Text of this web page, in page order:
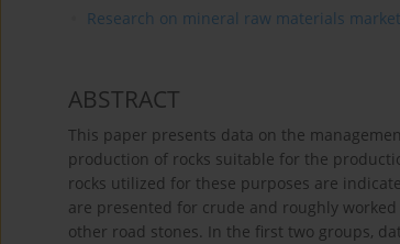
Research on mineral raw materials
ABSTRACT
This paper presents data on the
production of rocks suitable for the
rocks utilized for these purposes are
are presented for crude and roughly
other road stones. In the first two groups,